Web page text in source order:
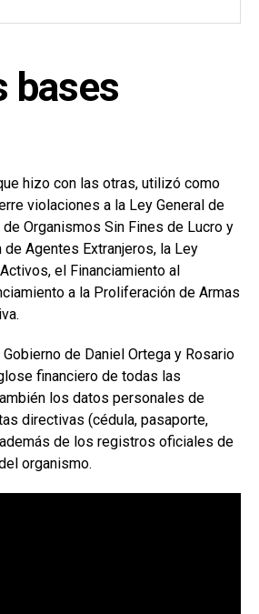
bases
hizo con las otras, utilizó como
violaciones a la Ley General de
Organismos Sin Fines de Lucro y
de Agentes Extranjeros, la Ley
el Financiamiento al
a la Proliferación de Armas
de Daniel Ortega y Rosario
financiero de todas las
los datos personales de
directivas (cédula, pasaporte,
de los registros oficiales de
organismo.